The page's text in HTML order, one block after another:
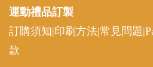
運動禮品訂製
訂購須知|印刷方法|常見問題|
款